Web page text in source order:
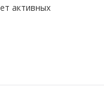
активных